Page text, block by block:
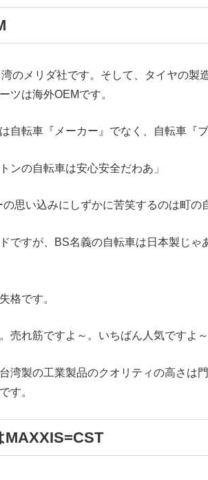
のメリダ社です。そして、タイヤの製
ツは海外OEMです。
自転車『メーカー』でなく、自転車『ブ
ンの自転車は安心安全だわあ」
思い込みにしずかに苦笑するのは町の
ですが、BS名義の自転車は日本製じ
格です。
売れ筋ですよ～。いちばん人気ですよ～
湾製の工業製品のクオリティの高さは
す。